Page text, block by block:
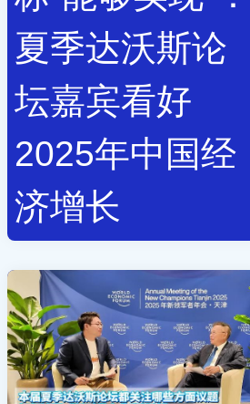
夏季达沃斯论
坛嘉宾看好
2025年中国经
济增长